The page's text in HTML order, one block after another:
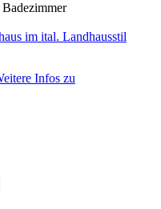
Badezimmer
im ital. Landhausstil
Infos zu